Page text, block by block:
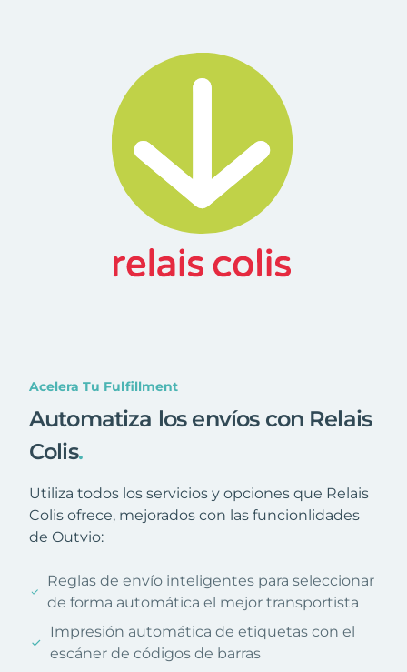
Acelera Tu Fulfillment
Automatiza los envíos con Relais
Colis.
Utiliza todos los servicios y opciones que Relais
Colis ofrece, mejorados con las funcionlidades
de Outvio:
Reglas de envío inteligentes para seleccionar
de forma automática el mejor transportista
Impresión automática de etiquetas con el
escáner de códigos de barras